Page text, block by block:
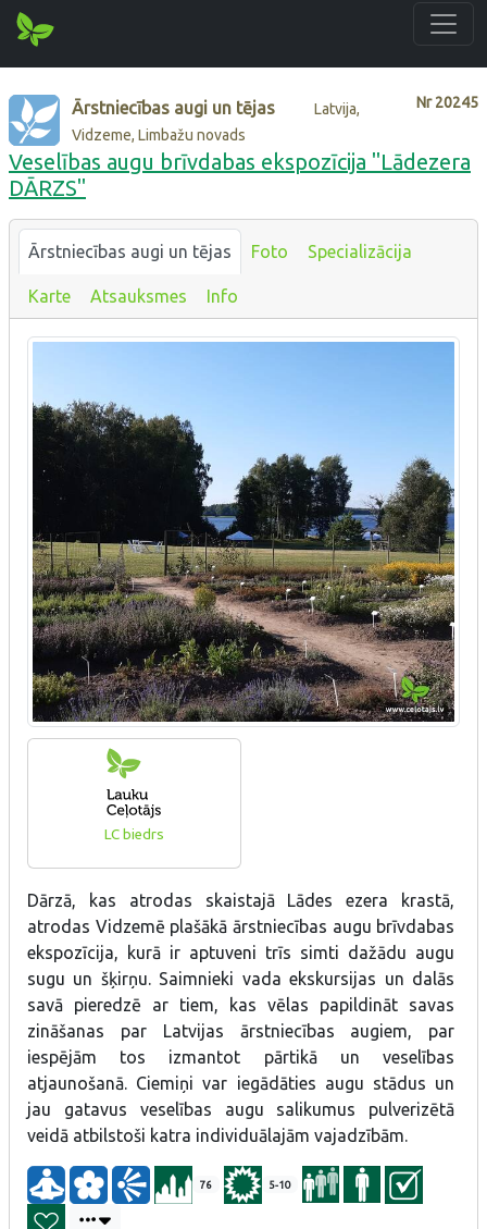
Nr20245
Ārstniecības augi un tējas
Latvija,
Vidzeme, Limbažu novads
Veselības augu brīvdabas ekspozīcija ''Lādezera
DĀRZS''
Ārstniecības augi un tējas Foto Specializācija
Karte Atsauksmes Info
LC biedrs
Dārzā, kas atrodas skaistajā Lādes ezera krastā,
atrodas Vidzemē plašākā ārstniecības augu brīvdabas
ekspozīcija, kurā ir aptuveni trīs simti dažādu augu
sugu un šķirņu. Saimnieki vada ekskursijas un dalās
savā pieredzē ar tiem, kas vēlas papildināt savas
zināšanas par Latvijas ārstniecības augiem, par
iespējām tos izmantot pārtikā un veselības
atjaunošanā. Ciemiņi var iegādāties augu stādus un
jau gatavus veselības augu salikumus pulverizētā
veidā atbilstoši katra individuālajām vajadzībām.
76 5-10